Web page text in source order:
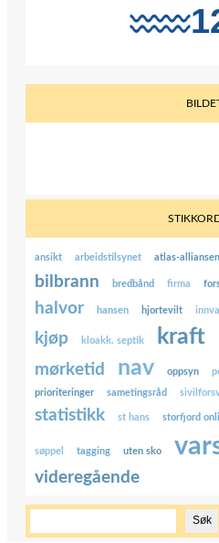
ansikt arbeidstilsynet atlas-alliansen
bilbrann
bredbånd firma
halvor hansen hjortevilt
kjøp kloakk. septik kraft
mørketid
nav oppsyn
prioriteringer sametingsråd
statistikk st hans storfjord
søppel tagging uten sko
videregående
ø
Søk